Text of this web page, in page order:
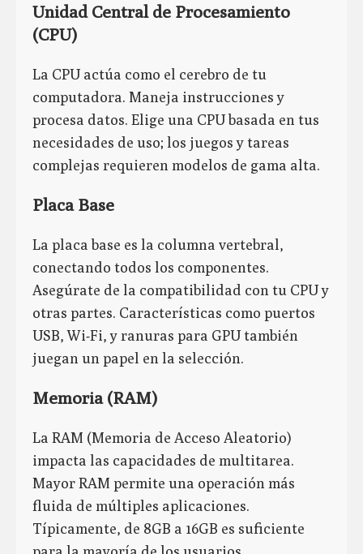
Unidad Central de Procesamiento
(CPU)
La CPU actúa como el cerebro de tu
computadora. Maneja instrucciones y
procesa datos. Elige una CPU basada en tus
necesidades de uso; los juegos y tareas
complejas requieren modelos de gama alta.
Placa Base
La placa base es la columna vertebral,
conectando todos los componentes.
Asegúrate de la compatibilidad con tu CPU y
otras partes. Características como puertos
USB, Wi-Fi, y ranuras para GPU también
juegan un papel en la selección.
Memoria (RAM)
La RAM (Memoria de Acceso Aleatorio)
impacta las capacidades de multitarea.
Mayor RAM permite una operación más
fluida de múltiples aplicaciones.
Típicamente, de 8GB a 16GB es suficiente